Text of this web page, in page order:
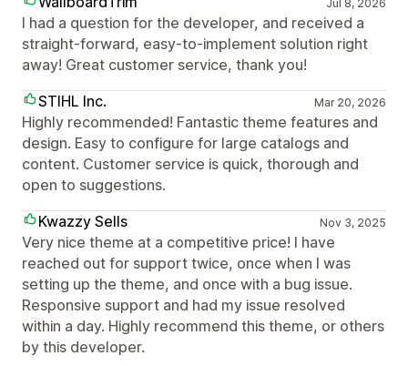
Jul 8, 2026
I had a question for the developer, and received a
straight-forward, easy-to-implement solution right
away! Great customer service, thank you!
STIHL Inc.
Mar 20, 2026
Highly recommended! Fantastic theme features and
design. Easy to configure for large catalogs and
content. Customer service is quick, thorough and
open to suggestions.
Kwazzy Sells
Nov 3, 2025
Very nice theme at a competitive price! I have
reached out for support twice, once when I was
setting up the theme, and once with a bug issue.
Responsive support and had my issue resolved
within a day. Highly recommend this theme, or others
by this developer.